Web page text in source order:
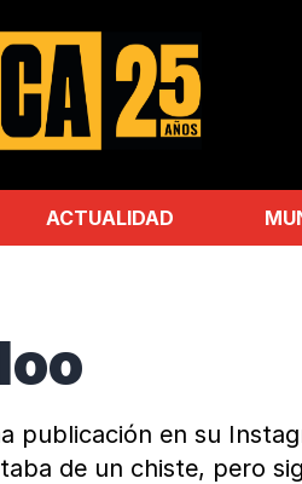
ACTUALIDAD
en su
de un chiste, pero